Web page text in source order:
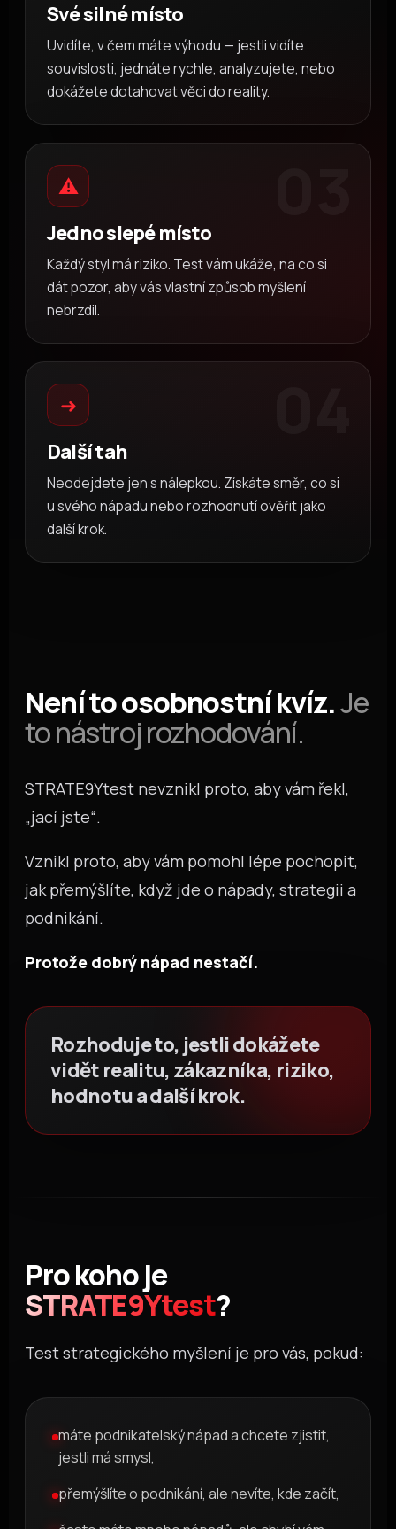
Své silné místo
Uvidíte, v čem máte výhodu — jestli vidíte
souvislosti, jednáte rychle, analyzujete, nebo
dokážete dotahovat věci do reality.
⚠️
Jedno slepé místo
Každý styl má riziko. Test vám ukáže, na co si
dát pozor, aby vás vlastní způsob myšlení
nebrzdil.
➜
Další tah
Neodejdete jen s nálepkou. Získáte směr, co si
u svého nápadu nebo rozhodnutí ověřit jako
další krok.
Není to osobnostní kvíz.Je
to nástroj rozhodování.
STRATE9Ytest nevznikl proto, aby vám řekl,
„jací jste“.
Vznikl proto, aby vám pomohl lépe pochopit,
jak přemýšlíte, když jde o nápady, strategii a
podnikání.
Protože dobrý nápad nestačí.
Rozhoduje to, jestli dokážete
vidět realitu, zákazníka, riziko,
hodnotu a další krok.
Pro koho je
STRATE9Ytest?
Test strategického myšlení je pro vás, pokud:
máte podnikatelský nápad a chcete zjistit,
jestli má smysl,
přemýšlíte o podnikání, ale nevíte, kde začít,